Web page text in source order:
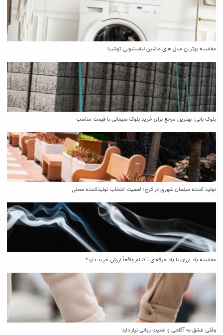
مقایسه بهترین مدل ‌های ماشین لباسشویی توشیبا
بلوک بانی؛ بهترین مرجع برای خرید بلوک سیمانی با قیمت مناسب
تولید کننده مبلمان شهری در کرج؛ اهمیت انتخاب تولیدکننده محلی
مقایسه پاد ارزان با پاد حرفه‌ای | کدام واقعاً ارزش خرید دارد؟
وقتی عشق به آگاهی و امنیت روانی نیاز دارد